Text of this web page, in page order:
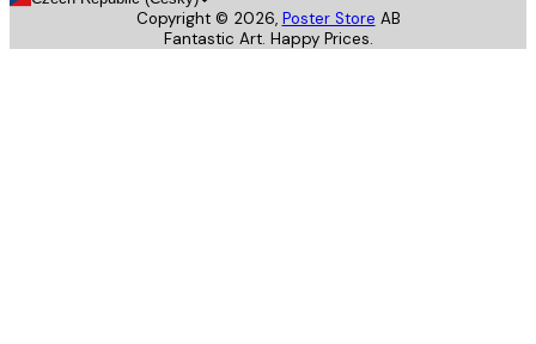
Copyright © 2026, Poster Store AB
Fantastic Art. Happy Prices.